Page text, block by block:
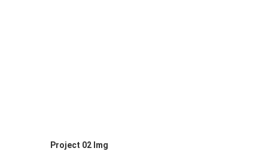
Project 02 Img